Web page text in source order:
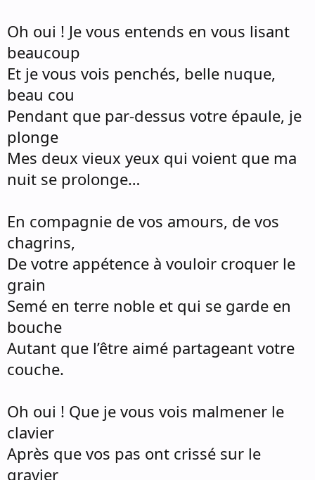
Oh oui ! Je vous entends en vous lisant
beaucoup
Et je vous vois penchés, belle nuque,
beau cou
Pendant que par-dessus votre épaule, je
plonge
Mes deux vieux yeux qui voient que ma
nuit se prolonge…
En compagnie de vos amours, de vos
chagrins,
De votre appétence à vouloir croquer le
grain
Semé en terre noble et qui se garde en
bouche
Autant que l’être aimé partageant votre
couche.
Oh oui ! Que je vous vois malmener le
clavier
Après que vos pas ont crissé sur le
gravier